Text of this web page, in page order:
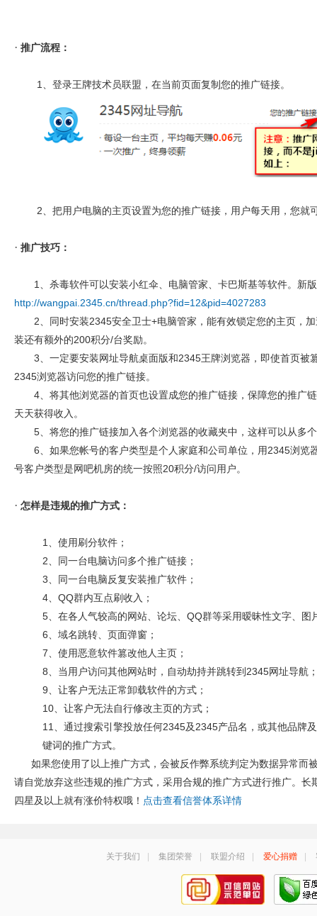
· 推广流程：
1、登录王牌技术员联盟，在当前页面复制您的推广链接。
2、把用户电脑的主页设置为您的推广链接，用户每天用，您就
· 推广技巧：
1、杀毒软件可以安装小红伞、电脑管家、卡巴斯基等软件。新
http://wangpai.2345.cn/thread.php?fid=12&pid=4027283
2、同时安装2345安全卫士+电脑管家，能有效锁定您的主页，加
装还有额外的200积分/台奖励。
3、一定要安装网址导航桌面版和2345王牌浏览器，即使首页被
2345浏览器访问您的推广链接。
4、将其他浏览器的首页也设置成您的推广链接，保障您的推广
天天获得收入。
5、将您的推广链接加入各个浏览器的收藏夹中，这样可以从多
6、如果您帐号的客户类型是个人家庭和公司单位，用2345浏览
号客户类型是网吧机房的统一按照20积分/访问用户。
· 怎样是违规的推广方式：
1、使用刷分软件；
2、同一台电脑访问多个推广链接；
3、同一台电脑反复安装推广软件；
4、QQ群内互点刷收入；
5、在各人气较高的网站、论坛、QQ群等采用暧昧性文字、图
6、域名跳转、页面弹窗；
7、使用恶意软件篡改他人主页；
8、当用户访问其他网站时，自动劫持并跳转到2345网址导航
9、让客户无法正常卸载软件的方式；
10、让客户无法自行修改主页的方式；
11、通过搜索引擎投放任何2345及2345产品名，或其他品牌
键词的推广方式。
如果您使用了以上推广方式，会被反作弊系统判定为数据异常而
请自觉放弃这些违规的推广方式，采用合规的推广方式进行推广。
四星及以上就有涨价特权哦！ 点击查看信誉体系详情
关于我们 集团荣誉 联盟介绍 爱心捐赠